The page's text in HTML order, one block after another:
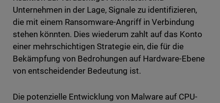
Unternehmen in der Lage, Signale zu identifizieren,
die mit einem Ransomware-Angriff in Verbindung
stehen könnten. Dies wiederum zahlt auf das Konto
einer mehrschichtigen Strategie ein, die für die
Bekämpfung von Bedrohungen auf Hardware-Ebene
von entscheidender Bedeutung ist.
Die potenzielle Entwicklung von Malware auf CPU-